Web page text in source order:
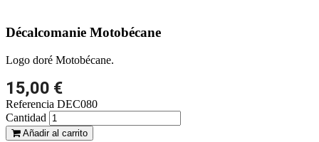
Décalcomanie Motobécane
Logo doré Motobécane.
15,00 €
Referencia DEC080
Cantidad
Añadir al carrito